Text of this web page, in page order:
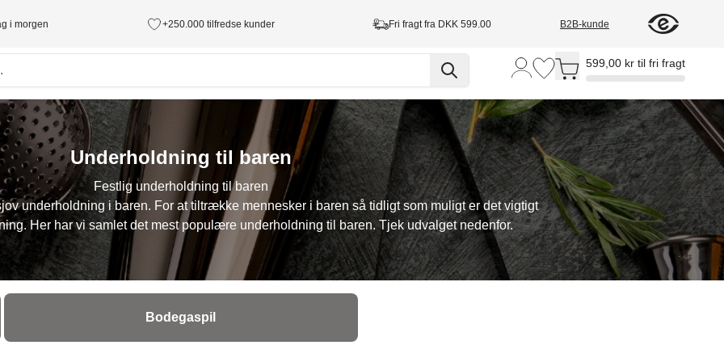
i morgen +250.000 tilfredse kunder Fri fragt fra DKK 599.00 B2B-kunde
Toggle minicart, Cart is empty
599,00 kr til fri fragt
Underholdning til baren
Festlig underholdning til baren
underholdning i baren. For at tiltrække mennesker i baren så tidligt som muligt er det vigtigt
Her har vi samlet det mest populære underholdning til baren. Tjek udvalget nedenfor.
Bodegaspil